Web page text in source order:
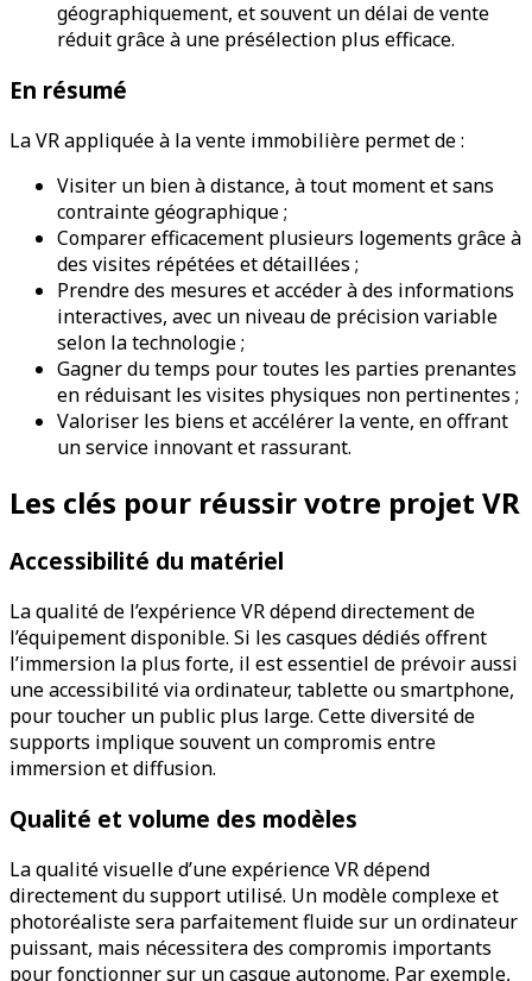
géographiquement, et souvent un délai de vente
réduit grâce à une présélection plus efficace.
En résumé
La VR appliquée à la vente immobilière permet de :
Visiter un bien à distance, à tout moment et sans
contrainte géographique ;
Comparer efficacement plusieurs logements grâce à
des visites répétées et détaillées ;
Prendre des mesures et accéder à des informations
interactives, avec un niveau de précision variable
selon la technologie ;
Gagner du temps pour toutes les parties prenantes
en réduisant les visites physiques non pertinentes ;
Valoriser les biens et accélérer la vente, en offrant
un service innovant et rassurant.
Les clés pour réussir votre projet VR
Accessibilité du matériel
La qualité de l’expérience VR dépend directement de
l’équipement disponible. Si les casques dédiés offrent
l’immersion la plus forte, il est essentiel de prévoir aussi
une accessibilité via ordinateur, tablette ou smartphone,
pour toucher un public plus large. Cette diversité de
supports implique souvent un compromis entre
immersion et diffusion.
Qualité et volume des modèles
La qualité visuelle d’une expérience VR dépend
directement du support utilisé. Un modèle complexe et
photoréaliste sera parfaitement fluide sur un ordinateur
puissant, mais nécessitera des compromis importants
pour fonctionner sur un casque autonome. Par exemple,